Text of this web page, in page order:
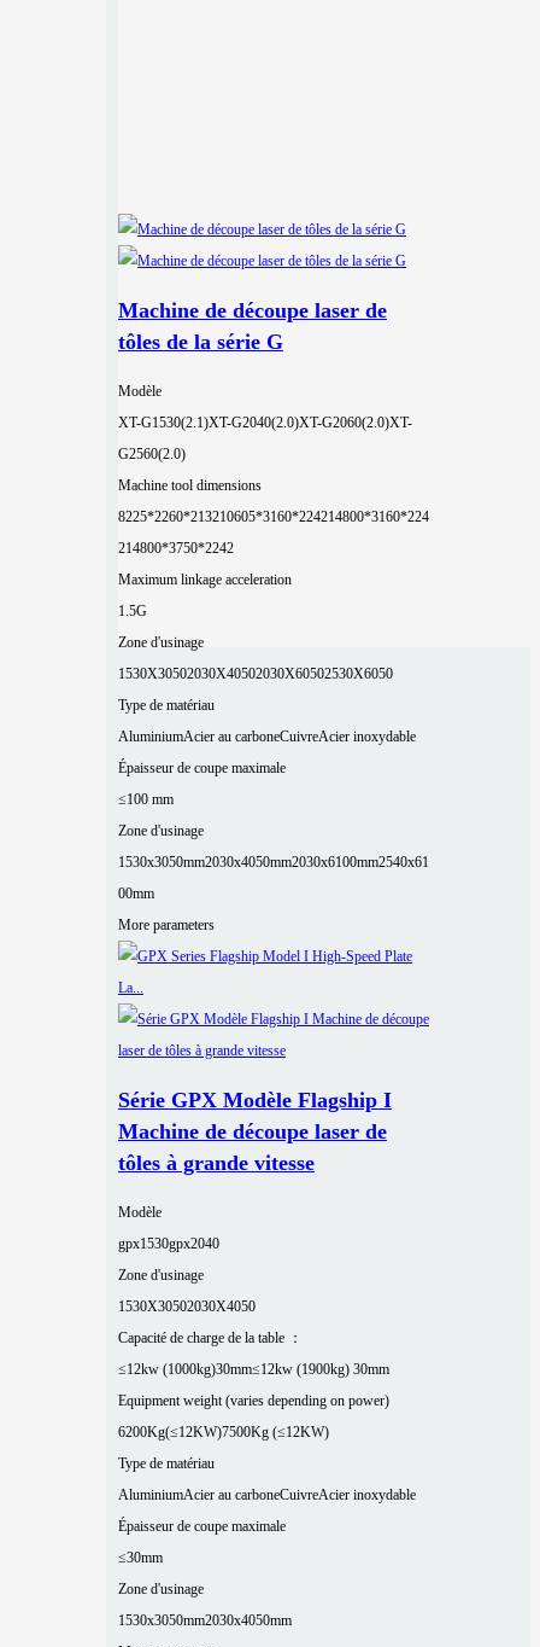
Machine de découpe laser de
tôles de la série G
Modèle
XT-G1530(2.1)XT-G2040(2.0)XT-G2060(2.0)XT-
G2560(2.0)
Machine tool dimensions
8225*2260*213210605*3160*224214800*3160*224
214800*3750*2242
Maximum linkage acceleration
1.5G
Zone d'usinage
1530X30502030X40502030X60502530X6050
Type de matériau
AluminiumAcier au carboneCuivreAcier inoxydable
Épaisseur de coupe maximale
≤100 mm
Zone d'usinage
1530x3050mm2030x4050mm2030x6100mm2540x61
00mm
More parameters
Série GPX Modèle Flagship I
Machine de découpe laser de
tôles à grande vitesse
Modèle
gpx1530gpx2040
Zone d'usinage
1530X30502030X4050
Capacité de charge de la table ：
≤12kw (1000kg)30mm≤12kw (1900kg) 30mm
Equipment weight (varies depending on power)
6200Kg(≤12KW)7500Kg (≤12KW)
Type de matériau
AluminiumAcier au carboneCuivreAcier inoxydable
Épaisseur de coupe maximale
≤30mm
Zone d'usinage
1530x3050mm2030x4050mm